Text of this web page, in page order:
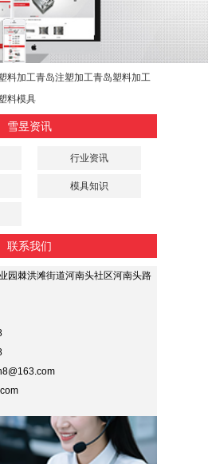
料加工青岛注塑加工青岛塑料加工
料模具
雪昱资讯
行业资讯
模具知识
联系我们
园棘洪滩街道河南头社区河南头路